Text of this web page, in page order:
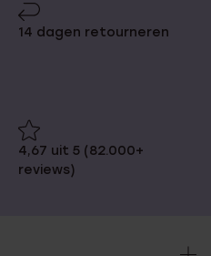
14 dagen retourneren
4,67 uit 5 (82.000+
reviews)